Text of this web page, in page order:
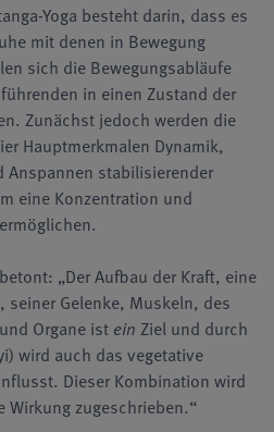
Yoga besteht darin, dass es
mit denen in Bewegung
sich die Bewegungsabläufe
in einen Zustand der
Zunächst jedoch werden die
Hauptmerkmalen Dynamik,
stabilisierender
eine Konzentration und
„Der Aufbau der Kraft, eine
seiner Gelenke, Muskeln, des
Organe ist ein Ziel und durch
wird auch das vegetative
Dieser Kombination wird
zugeschrieben.“